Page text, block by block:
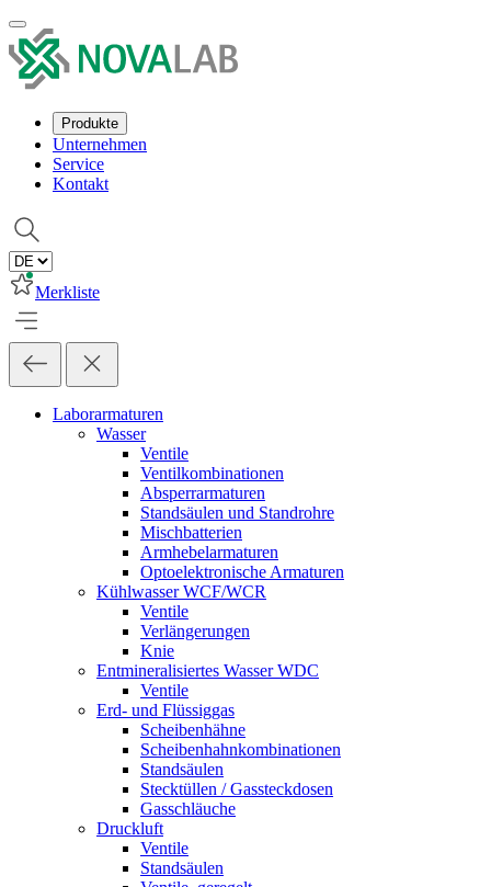
Produkte
Unternehmen
Service
Kontakt
Merkliste
Laborarmaturen
Wasser
Ventile
Ventilkombinationen
Absperrarmaturen
Standsäulen und Standrohre
Mischbatterien
Armhebelarmaturen
Optoelektronische Armaturen
Kühlwasser WCF/WCR
Ventile
Verlängerungen
Knie
Entmineralisiertes Wasser WDC
Ventile
Erd- und Flüssiggas
Scheibenhähne
Scheibenhahnkombinationen
Standsäulen
Stecktüllen / Gassteckdosen
Gasschläuche
Druckluft
Ventile
Standsäulen